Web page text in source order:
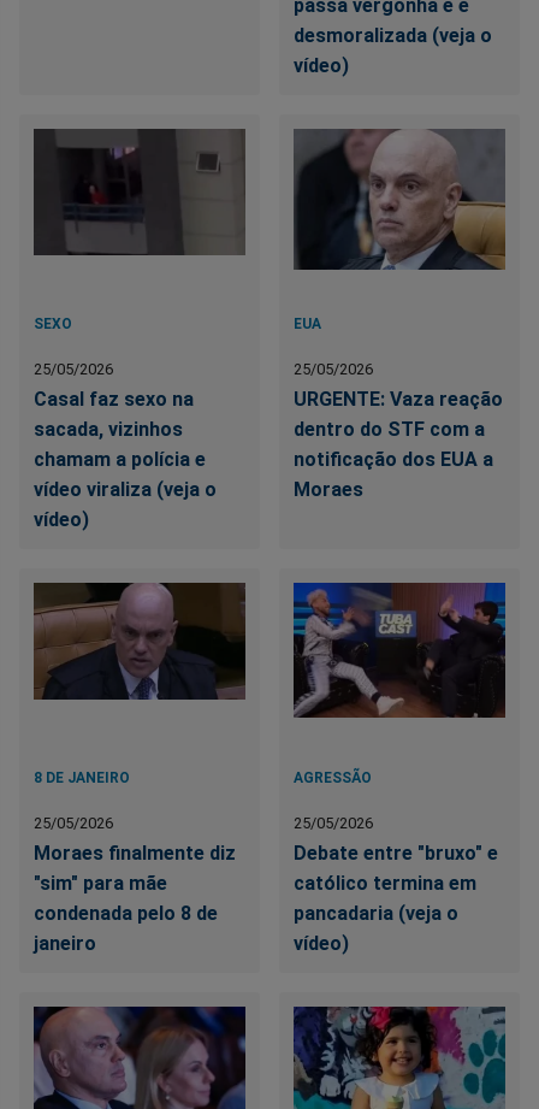
passa vergonha e é
desmoralizada (veja o
vídeo)
SEXO
25/05/2026
Casal faz sexo na
sacada, vizinhos
chamam a polícia e
vídeo viraliza (veja o
vídeo)
EUA
25/05/2026
URGENTE: Vaza reação
dentro do STF com a
notificação dos EUA a
Moraes
8 DE JANEIRO
25/05/2026
Moraes finalmente diz
"sim" para mãe
condenada pelo 8 de
janeiro
AGRESSÃO
25/05/2026
Debate entre "bruxo" e
católico termina em
pancadaria (veja o
vídeo)